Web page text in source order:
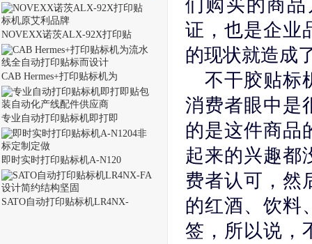
NOVEXX诺茨ALX-92X打印贴
CAB Hermes+打印贴标机为
专业自动打印贴标机即打即
即时实时打印贴标机A-N120
SATO自动打印贴标机LR4NX-
们购买的商
证，也是企业
的现状就造成
不干胶贴标
消费者眼中是
的是这件商品
起来的兴趣都
费者认可，然
的红酒、饮料
签，所以说，